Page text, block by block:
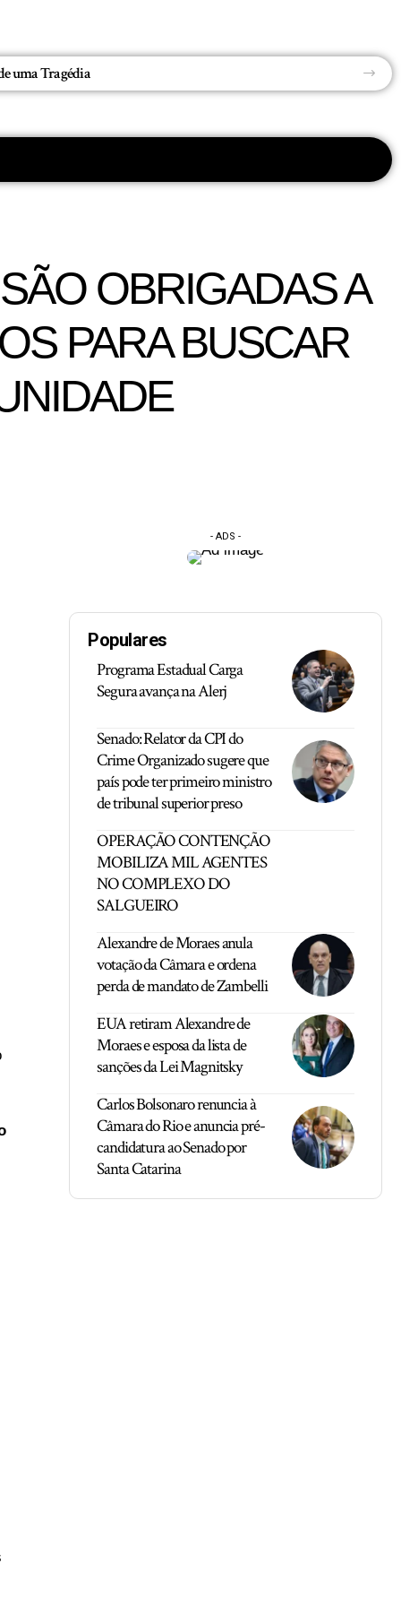
OBRIGADAS A
PARA BUSCAR
- ADS -
Populares
Programa Estadual Carga
Segura avança na Alerj
Senado: Relator da CPI do
Crime Organizado sugere que
país pode ter primeiro ministro
de tribunal superior preso
OPERAÇÃO CONTENÇÃO
MOBILIZA MIL AGENTES
NO COMPLEXO DO
SALGUEIRO
Alexandre de Moraes anula
votação da Câmara e ordena
perda de mandato de Zambelli
EUA retiram Alexandre de
Moraes e esposa da lista de
sanções da Lei Magnitsky
Carlos Bolsonaro renuncia à
Câmara do Rio e anuncia pré-
candidatura ao Senado por
Santa Catarina